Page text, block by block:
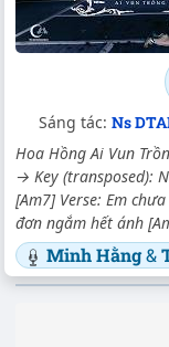
Sáng tác: Ns
Hoa Hồng Ai Vun
→ Key (transposed):
[Am7] Verse: Em
đơn ngắm hết ánh
Minh Hằng&